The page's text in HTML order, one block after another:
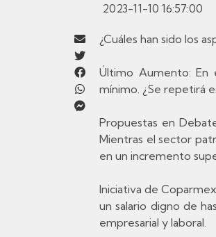
2023-11-10 16:57:00
¿Cuáles han sido los
Último Aumento: En
mínimo. ¿Se repetirá
Propuestas en
Mientras el sector
en un incremento
Iniciativa de
un salario digno de
empresarial y laboral.